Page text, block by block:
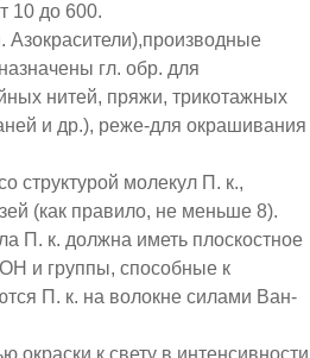
10 до 600.
Азокрасители),производные
гл. обр. для
нитей, пряжи, трикотажных
и др.), реже-для окрашивания
структурой молекул П. к.,
(как правило, не меньше 8).
П. к. должна иметь плоскостное
и группы, способные к
П. к. на волокне силами Ван-
окраски к свету в интенсивности